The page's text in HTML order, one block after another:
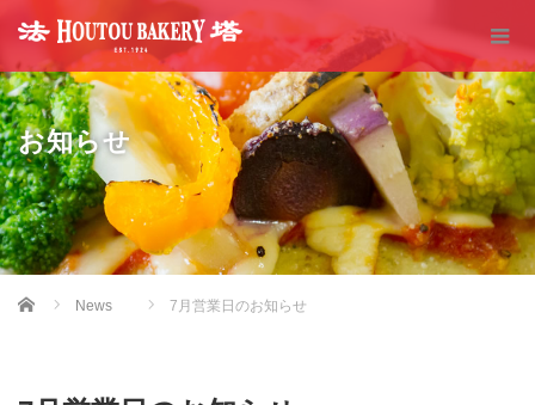
お知らせ
Home News 7月営業日のお知らせ